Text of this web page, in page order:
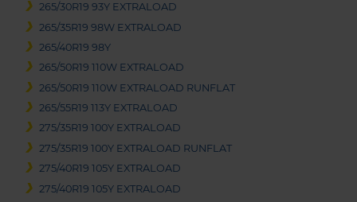
265/30R19 93Y EXTRALOAD
265/35R19 98W EXTRALOAD
265/40R19 98Y
265/50R19 110W EXTRALOAD
265/50R19 110W EXTRALOAD RUNFLAT
265/55R19 113Y EXTRALOAD
275/35R19 100Y EXTRALOAD
275/35R19 100Y EXTRALOAD RUNFLAT
275/40R19 105Y EXTRALOAD
275/40R19 105Y EXTRALOAD